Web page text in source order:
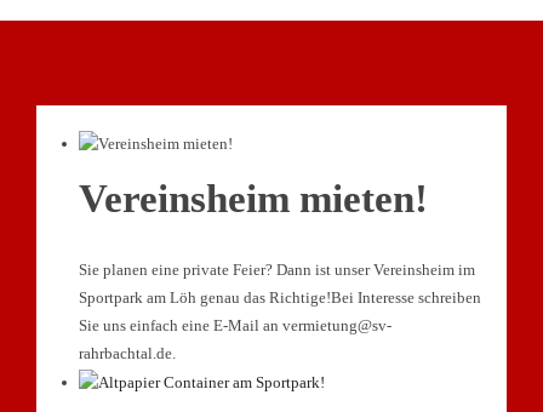
Vereinsheim mieten!
Sie planen eine private Feier? Dann ist unser Vereinsheim im
Sportpark am Löh genau das Richtige!Bei Interesse schreiben
Sie uns einfach eine E-Mail an vermietung@sv-
rahrbachtal.de.